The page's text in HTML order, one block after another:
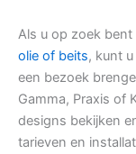
Als u op zoek
olie of beits, kunt
een bezoek
Gamma, Praxis of
designs bekijken
tarieven en